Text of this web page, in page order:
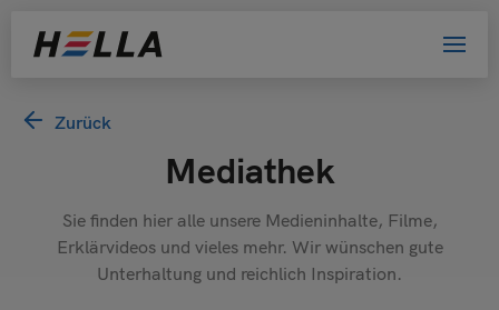
Zurück
Mediathek
Sie finden hier alle unsere Medieninhalte, Filme,
Erklärvideos und vieles mehr. Wir wünschen gute
Unterhaltung und reichlich Inspiration.
Willkommen bei HELLA!
Bitte wählen Sie Ihre Kundengruppe
Erlebnis zu verbessern.
Privatkunde